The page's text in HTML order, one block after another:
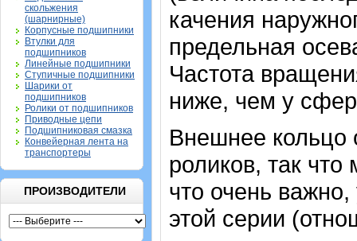
скольжения
(шарнирные)
Корпусные подшипники
Втулки для
подшипников
Линейные подшипники
Ступичные подшипники
Шарики от
подшипников
Ролики от подшипников
Приводные цепи
Подшипниковая смазка
Конвейерная лента на
транспортеры
ПРОИЗВОДИТЕЛИ
качения
предельная
Частота
ниже, чем у
Внешнее кольцо
роликов, так
что очень
этой серии